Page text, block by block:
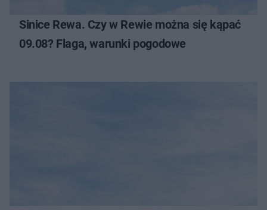
Sinice Rewa. Czy w Rewie można się kąpać
09.08? Flaga, warunki pogodowe